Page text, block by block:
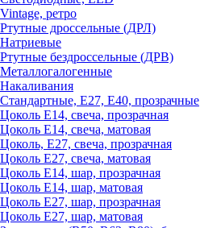
Vintage, ретро
Ртутные дроссельные (ДРЛ)
Натриевые
Ртутные бездроссельные (ДРВ)
Металлогалогенные
Накаливания
Стандартные, Е27, Е40, прозрачные
Цоколь Е14, свеча, прозрачная
Цоколь Е14, свеча, матовая
Цоколь, Е27, свеча, прозрачная
Цоколь Е27, свеча, матовая
Цоколь Е14, шар, прозрачная
Цоколь Е14, шар, матовая
Цоколь Е27, шар, прозрачная
Цоколь Е27, шар, матовая